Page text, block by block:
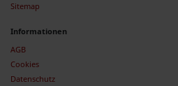
Sitemap
Informationen
AGB
Cookies
Datenschutz